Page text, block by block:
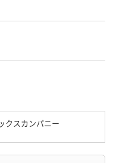
クスカンパニー